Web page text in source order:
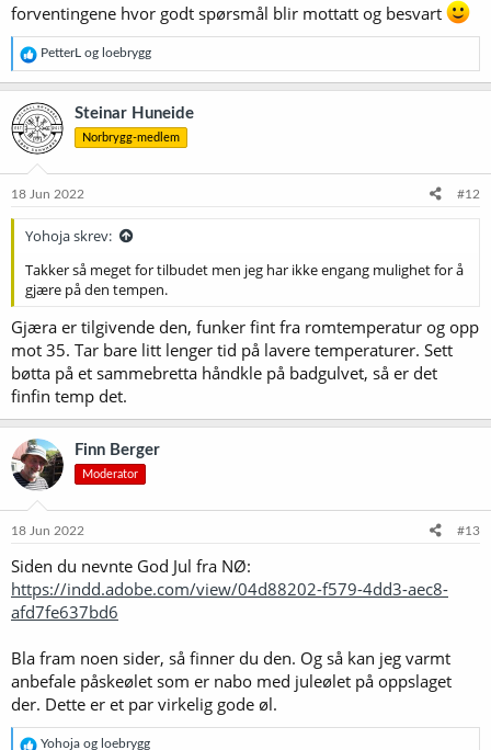
forventingene hvor godt spørsmål blir mottatt og besvart
R
e
a
k
s
j
o
e
PetterL og loebrygg
Steinar Huneide
Norbrygg-medlem
18 Jun 2022 #12
Yohoja skrev:
Takker så meget for tilbudet men jeg har ikke engang mulighet for å
gjære på den tempen.
Gjæra er tilgivende den, funker fint fra romtemperatur og opp
mot 35. Tar bare litt lenger tid på lavere temperaturer. Sett
bøtta på et sammebretta håndkle på badgulvet, så er det
finfin temp det.
Finn Berger
Moderator
18 Jun 2022 #13
Siden du nevnte God Jul fra NØ:
https://indd.adobe.com/view/04d88202-f579-4dd3-aec8-
afd7fe637bd6
Bla fram noen sider, så finner du den. Og så kan jeg varmt
anbefale påskeølet som er nabo med juleølet på oppslaget
der. Dette er et par virkelig gode øl.
R
Yohoja og loebrygg